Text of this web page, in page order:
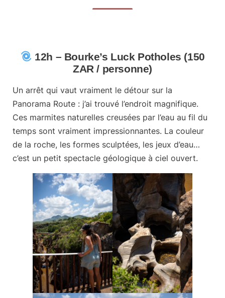
12h – Bourke’s Luck Potholes (150
ZAR / personne)
Un arrêt qui vaut vraiment le détour sur la
Panorama Route : j’ai trouvé l’endroit magnifique.
Ces marmites naturelles creusées par l’eau au fil du
temps sont vraiment impressionnantes. La couleur
de la roche, les formes sculptées, les jeux d’eau…
c’est un petit spectacle géologique à ciel ouvert.